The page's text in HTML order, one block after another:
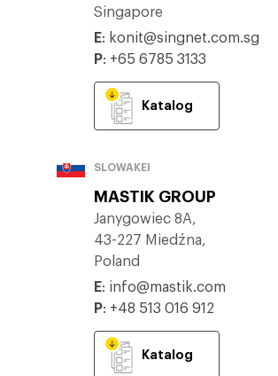
Singapore
E: konit@singnet.com.sg
P: +65 6785 3133
Katalog
SLOWAKEI
MASTIK GROUP
Janygowiec 8A,
43-227 Miedźna,
Poland
E: info@mastik.com
P: +48 513 016 912
Katalog